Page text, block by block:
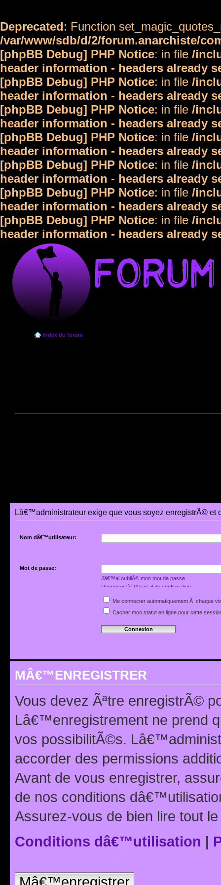
Deprecated: Function
/var/www/sdb/d/2/forum.anarchiste/
[phpBB Debug] PHP Notice: in file /
header information - headers already
[phpBB Debug] PHP Notice: in file /
header information - headers already
[phpBB Debug] PHP Notice: in file /
header information - headers already
[phpBB Debug] PHP Notice: in file /
header information - headers already
[phpBB Debug] PHP Notice: in file /
header information - headers already
[phpBB Debug] PHP Notice: in file /
header information - headers already
[phpBB Debug] PHP Notice: in file /
header information - headers already
Index du forum
Lâ€™administrateur exige que vous soyez enregistrÃ©
Nom dâ€™utilisateur:
Mot de passe:
Jâ€™ai oubliÃ© mon mot de passe
Renvoyer lâ€™e-mail de confirmation
Me connecter automatiquement Ã chaque
Cacher mon statut en ligne pour cette
MÂ€™ENREGISTRER
Vous devez Ãªtre enregistrÃ©
Lâ€™enregistrement ne prend
vos possibilitÃ©s.
accorder des permissions
Avant de vous enregistrer,
de nos conditions
Assurez-vous de bien lire tout
Conditions dâ€™utilisation |
Mâ€™enregistrer